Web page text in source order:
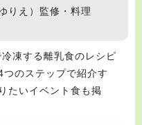
え）監修・料理
凍する離乳食のレシピ
のステップで紹介す
たいイベント食も掲